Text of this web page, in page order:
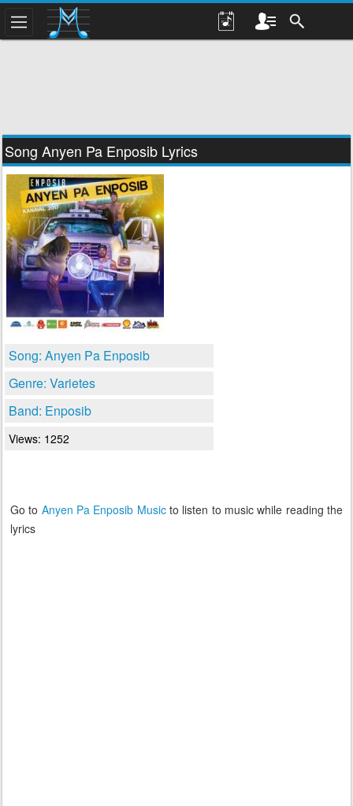
Song Anyen Pa Enposib Lyrics
Song: Anyen Pa Enposib
Genre: Varietes
Band: Enposib
Views: 1252
Go to Anyen Pa Enposib Musicto listen to music while reading the
lyrics